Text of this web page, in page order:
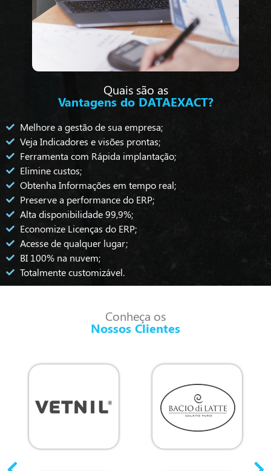
Quais são as
Vantagens do DATAEXACT?
Melhore a gestão de sua empresa;
Veja Indicadores e visões prontas;
Ferramenta com Rápida implantação;
Elimine custos;
Obtenha Informações em tempo real;
Preserve a performance do ERP;
Alta disponibilidade 99,9%;
Economize Licenças do ERP;
Acesse de qualquer lugar;
BI 100% na nuvem;
Totalmente customizável.
Conheça os
Nossos Clientes